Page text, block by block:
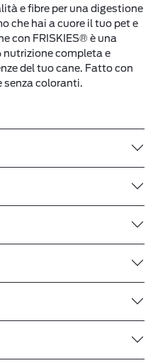
e fibre per una digestione
che hai a cuore il tuo pet e
con FRISKIES® è una
nutrizione completa e
del tuo cane. Fatto con
senza coloranti.